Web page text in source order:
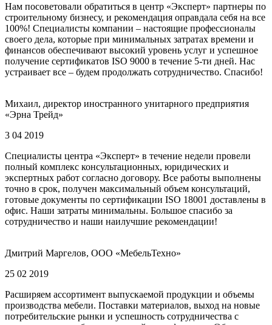
Нам посоветовали обратиться в центр «Эксперт» партнеры по
строительному бизнесу, и рекомендация оправдала себя на все
100%! Специалисты компании – настоящие профессионалы
своего дела, которые при минимальных затратах времени и
финансов обеспечивают высокий уровень услуг и успешное
получение сертификатов ISO 9000 в течение 5-ти дней. Нас
устраивает все – будем продолжать сотрудничество. Спасибо!
Михаил, директор иностранного унитарного предприятия
«Эрна Трейд»
3 04 2019
Специалисты центра «Эксперт» в течение недели провели
полный комплекс консультационных, юридических и
экспертных работ согласно договору. Все работы выполнены
точно в срок, получен максимальный объем консультаций,
готовые документы по сертификации ISO 18001 доставлены в
офис. Наши затраты минимальны. Большое спасибо за
сотрудничество и наши наилучшие рекомендации!
Дмитрий Маргелов, ООО «МебельТехно»
25 02 2019
Расширяем ассортимент выпускаемой продукции и объемы
производства мебели. Поставки материалов, выход на новые
потребительские рынки и успешность сотрудничества с